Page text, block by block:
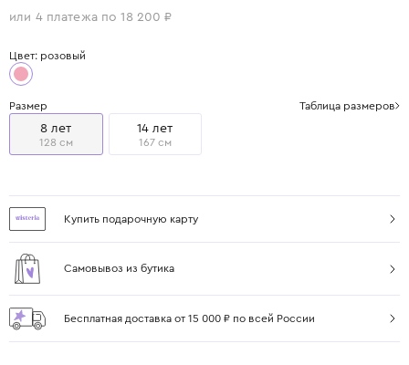
или 4 платежа по 18 200 ₽
Цвет: розовый
Размер Таблица размеров
8 лет
128 см
14 лет
167 см
Купить подарочную карту
Самовывоз из бутика
Бесплатная доставка от 15 000 ₽ по всей России